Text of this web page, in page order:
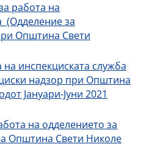
работа на
(Одделение за
Општина Свети
на инспекциската служба
надзор при Општина
Јануари-Јуни 2021
на одделението за
Општина Свети Николе